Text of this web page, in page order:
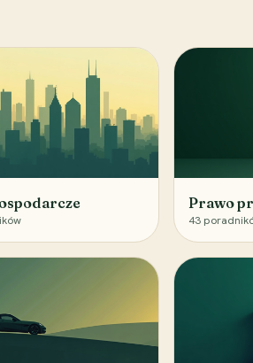
Prawo
43